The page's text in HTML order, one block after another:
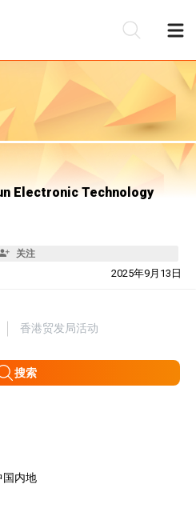
Electronic Technology
关注
2025年9月13日
香港贸发局活动
搜索
国内地